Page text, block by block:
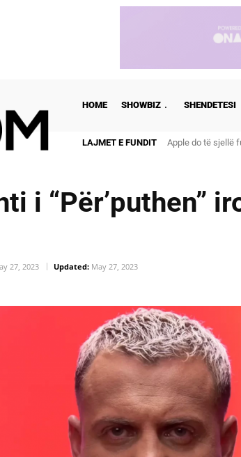
HOME SHOWBIZ SHENDETESI
LAJMET E FUNDITApple do të sjellë
Cristiano Ronaldo
i “Për’puthen”
27, 2023 Updated: May 27, 2023